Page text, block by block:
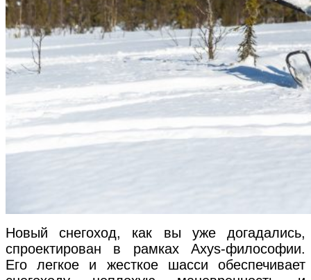
Новый снегоход, как вы уже догадались,
спроектирован в рамках Axys-философии.
Его легкое и жесткое шасси обеспечивает